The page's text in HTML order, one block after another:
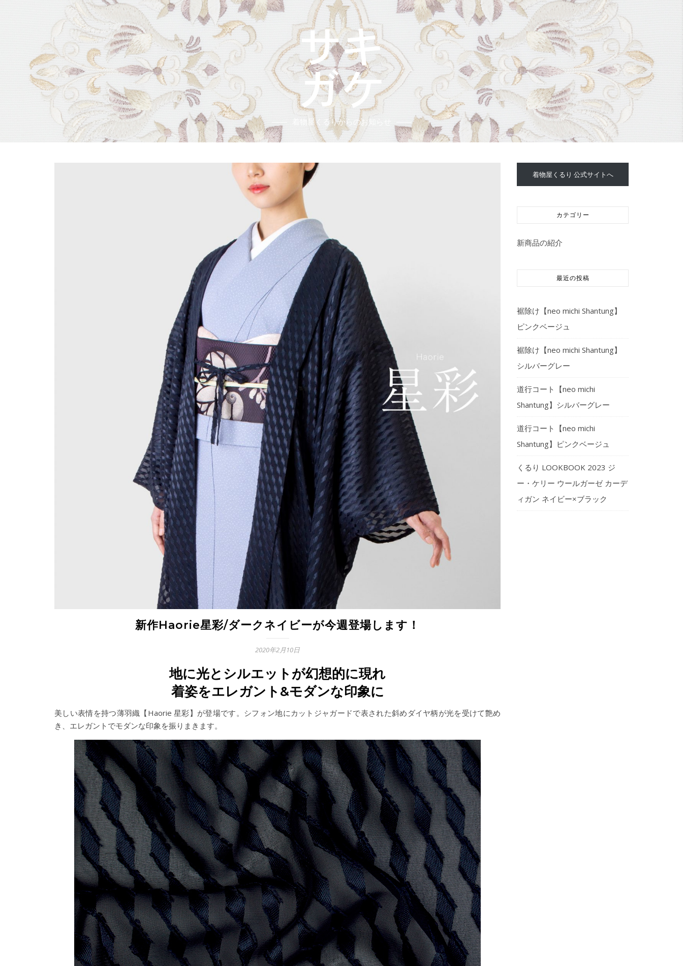
着物屋くるりからのお知らせ
新作Haorie星彩/ダークネイビーが今週登場します！
2020年2月10日
地に光とシルエットが幻想的に現れ
着姿をエレガント&モダンな印象に
美しい表情を持つ薄羽織【Haorie 星彩】が登場です。シフォン地にカットジャガードで表された斜めダイヤ柄が光を受けて艶め
き、エレガントでモダンな印象を振りまきます。
着物屋くるり 公式サイトへ
カテゴリー
新商品の紹介
最近の投稿
裾除け【neo michi Shantung】
ピンクベージュ
裾除け【neo michi Shantung】
シルバーグレー
道行コート【neo michi
Shantung】シルバーグレー
道行コート【neo michi
Shantung】ピンクベージュ
くるり LOOKBOOK 2023 ジ
ー・ケリー ウールガーゼ カーデ
ィガン ネイビー×ブラック